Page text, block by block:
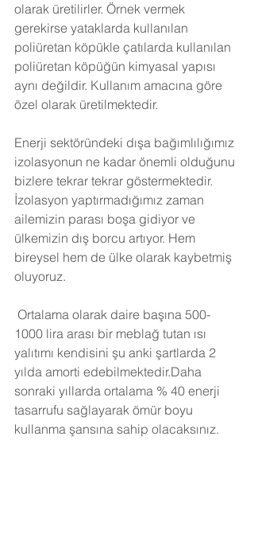
olarak üretilirler. Örnek vermek
gerekirse yataklarda kullanılan
poliüretan köpükle çatılarda kullanılan
poliüretan köpüğün kimyasal yapısı
aynı değildir. Kullanım amacına göre
özel olarak üretilmektedir.
Enerji sektöründeki dışa bağımlılığımız
izolasyonun ne kadar önemli olduğunu
bizlere tekrar tekrar göstermektedir.
İzolasyon yaptırmadığımız zaman
ailemizin parası boşa gidiyor ve
ülkemizin dış borcu artıyor. Hem
bireysel hem de ülke olarak kaybetmiş
oluyoruz.
Ortalama olarak daire başına 500-
1000 lira arası bir meblağ tutan ısı
yalıtımı kendisini şu anki şartlarda 2
yılda amorti edebilmektedir.Daha
sonraki yıllarda ortalama % 40 enerji
tasarrufu sağlayarak ömür boyu
kullanma şansına sahip olacaksınız.